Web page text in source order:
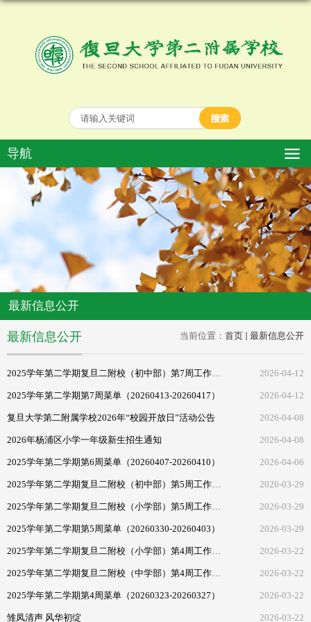
导航
最新信息公开
当前位置： 首页 最新信息公开
最新信息公开
2025学年第二学期复旦二附校（初中部）第7周工作安排 2026-04-12
2025学年第二学期第7周菜单（20260413-20260417） 2026-04-12
复旦大学第二附属学校2026年“校园开放日”活动公告 2026-04-08
2026年杨浦区小学一年级新生招生通知 2026-04-08
2025学年第二学期第6周菜单（20260407-20260410） 2026-04-06
2025学年第二学期复旦二附校（初中部）第5周工作安排 2026-03-29
2025学年第二学期复旦二附校（小学部）第5周工作安排 2026-03-29
2025学年第二学期第5周菜单（20260330-20260403） 2026-03-29
2025学年第二学期复旦二附校（小学部）第4周工作安排 2026-03-22
2025学年第二学期复旦二附校（中学部）第4周工作安排 2026-03-22
2025学年第二学期第4周菜单（20260323-20260327） 2026-03-22
雏凤清声 风华初绽 2026-03-22